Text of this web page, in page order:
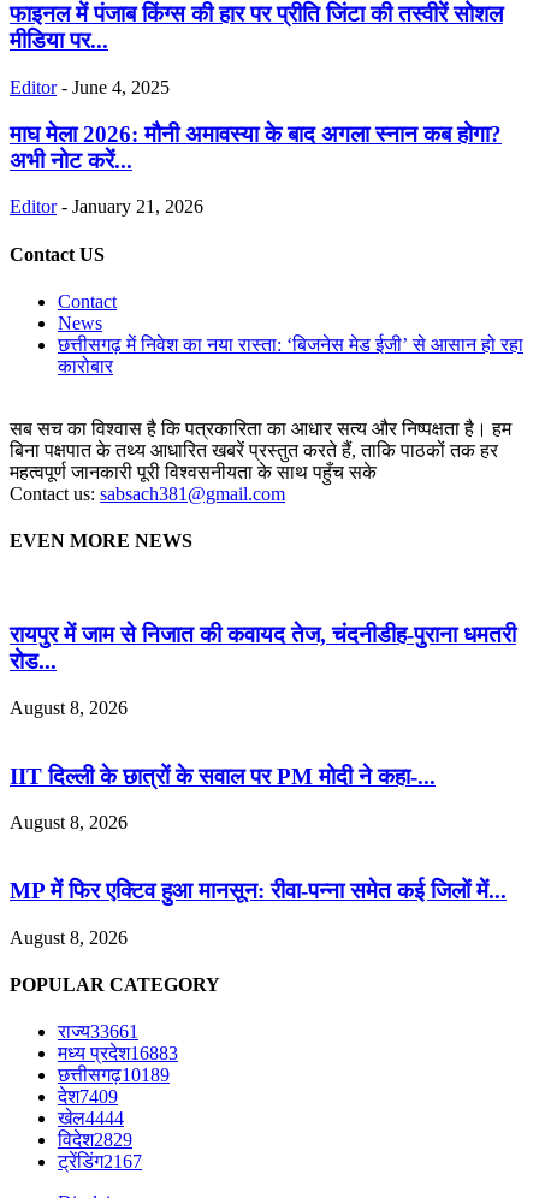
फाइनल में पंजाब किंग्स की हार पर प्रीति जिंटा की तस्वीरें सोशल
मीडिया पर...
Editor - June 4, 2025
माघ मेला 2026: मौनी अमावस्या के बाद अगला स्नान कब होगा?
अभी नोट करें...
Editor - January 21, 2026
Contact US
Contact
News
छत्तीसगढ़ में निवेश का नया रास्ता: ‘बिजनेस मेड ईजी’ से आसान हो रहा
कारोबार
सब सच का विश्वास है कि पत्रकारिता का आधार सत्य और निष्पक्षता है। हम
बिना पक्षपात के तथ्य आधारित खबरें प्रस्तुत करते हैं, ताकि पाठकों तक हर
महत्वपूर्ण जानकारी पूरी विश्वसनीयता के साथ पहुँच सके
Contact us: sabsach381@gmail.com
EVEN MORE NEWS
रायपुर में जाम से निजात की कवायद तेज, चंदनीडीह-पुराना धमतरी
रोड...
August 8, 2026
IIT दिल्ली के छात्रों के सवाल पर PM मोदी ने कहा-...
August 8, 2026
MP में फिर एक्टिव हुआ मानसून: रीवा-पन्ना समेत कई जिलों में...
August 8, 2026
POPULAR CATEGORY
राज्य33661
मध्य प्रदेश16883
छत्तीसगढ़10189
देश7409
खेल4444
विदेश2829
ट्रेंडिंग2167